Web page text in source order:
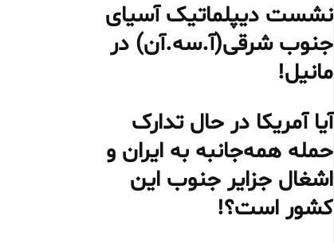
نشست دیپلماتیک آسیای
جنوب شرقی‌(آ.سه.آن) در
مانیل!
آیا آمریکا در حال تدارک
حمله همه‌جانبه به ایران و
اشغال جزایر جنوب این
کشور است؟!